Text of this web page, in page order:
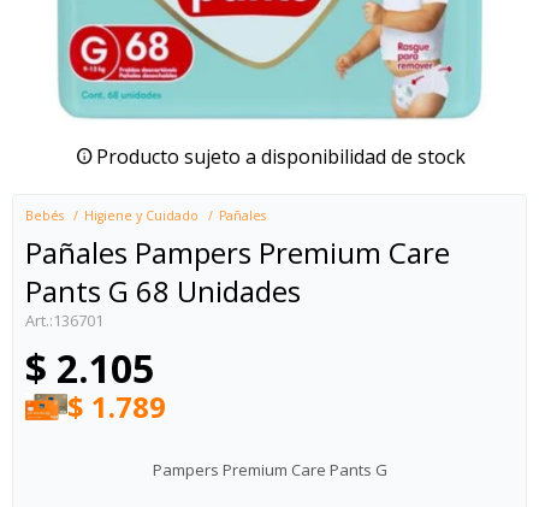
Producto sujeto a disponibilidad de stock
Bebés Higiene y Cuidado Pañales
Pañales Pampers Premium Care
Pants G 68 Unidades
136701
$ 2.105
$ 1.789
Pampers Premium Care Pants G